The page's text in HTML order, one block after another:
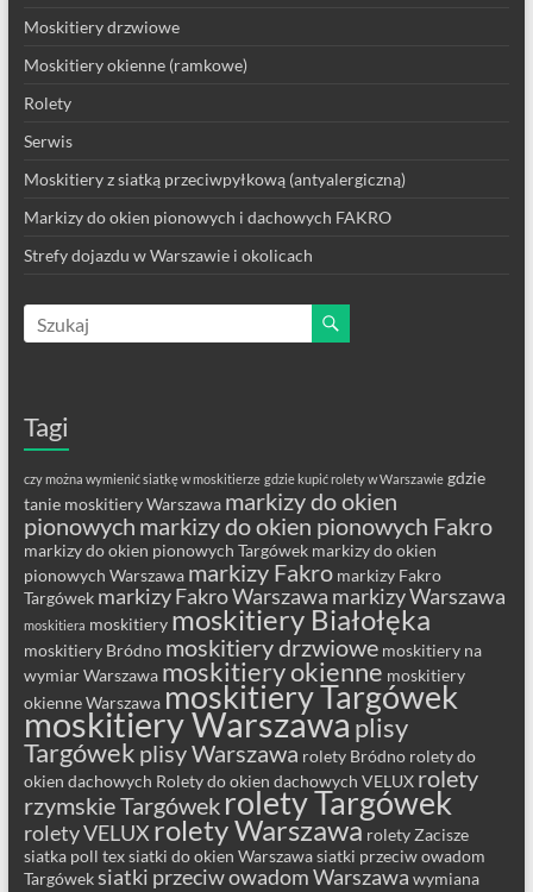
Moskitiery drzwiowe
Moskitiery okienne (ramkowe)
Rolety
Serwis
Moskitiery z siatką przeciwpyłkową (antyalergiczną)
Markizy do okien pionowych i dachowych FAKRO
Strefy dojazdu w Warszawie i okolicach
Tagi
czy można wymienić siatkę w moskitierze gdzie kupić rolety w Warszawie gdzie
tanie moskitiery Warszawa markizy do okien
pionowych markizy do okien pionowych Fakro
markizy do okien pionowych Targówek markizy do okien
pionowych Warszawa markizy Fakro markizy Fakro
Targówek markizy Fakro Warszawa markizy Warszawa
moskitiera moskitiery moskitiery Białołęka
moskitiery Bródno moskitiery drzwiowe moskitiery na
wymiar Warszawa moskitiery okienne moskitiery
okienne Warszawa moskitiery Targówek
moskitiery Warszawa plisy
Targówek plisy Warszawa rolety Bródno rolety do
okien dachowych Rolety do okien dachowych VELUX rolety
rzymskie Targówek rolety Targówek
rolety VELUX rolety Warszawa rolety Zacisze
siatka poll texsiatki do okien Warszawasiatki przeciw owadom
Targóweksiatki przeciw owadom Warszawa wymiana